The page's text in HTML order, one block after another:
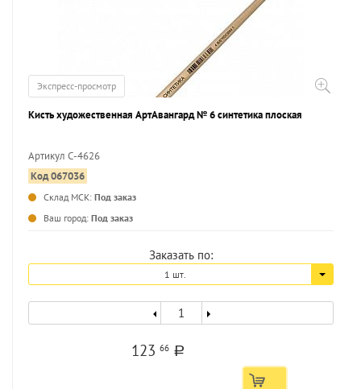
Экспресс-просмотр
Кисть художественная АртАвангард № 6 синтетика плоская
Артикул С-4626
Код 067036
Склад МСК: Под заказ
Ваш город: Под заказ
Заказать по:
1 шт.
12366 a